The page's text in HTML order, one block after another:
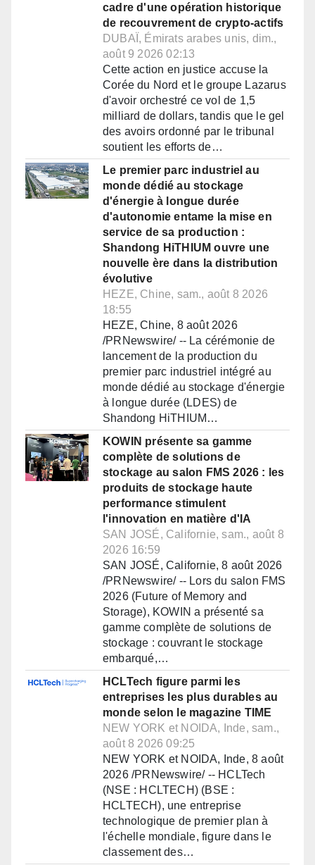
cadre d'une opération historique
de recouvrement de crypto-actifs
DUBAÏ, Émirats arabes unis, dim.,
août 9 2026 02:13
Cette action en justice accuse la
Corée du Nord et le groupe Lazarus
d'avoir orchestré ce vol de 1,5
milliard de dollars, tandis que le gel
des avoirs ordonné par le tribunal
soutient les efforts de…
Le premier parc industriel au
monde dédié au stockage
d'énergie à longue durée
d'autonomie entame la mise en
service de sa production :
Shandong HiTHIUM ouvre une
nouvelle ère dans la distribution
évolutive
HEZE, Chine, sam., août 8 2026
18:55
HEZE, Chine, 8 août 2026
/PRNewswire/ -- La cérémonie de
lancement de la production du
premier parc industriel intégré au
monde dédié au stockage d'énergie
à longue durée (LDES) de
Shandong HiTHIUM…
KOWIN présente sa gamme
complète de solutions de
stockage au salon FMS 2026 : les
produits de stockage haute
performance stimulent
l'innovation en matière d'IA
SAN JOSÉ, Californie, sam., août 8
2026 16:59
SAN JOSÉ, Californie, 8 août 2026
/PRNewswire/ -- Lors du salon FMS
2026 (Future of Memory and
Storage), KOWIN a présenté sa
gamme complète de solutions de
stockage : couvrant le stockage
embarqué,…
HCLTech figure parmi les
entreprises les plus durables au
monde selon le magazine TIME
NEW YORK et NOIDA, Inde, sam.,
août 8 2026 09:25
NEW YORK et NOIDA, Inde, 8 août
2026 /PRNewswire/ -- HCLTech
(NSE : HCLTECH) (BSE :
HCLTECH), une entreprise
technologique de premier plan à
l'échelle mondiale, figure dans le
classement des…